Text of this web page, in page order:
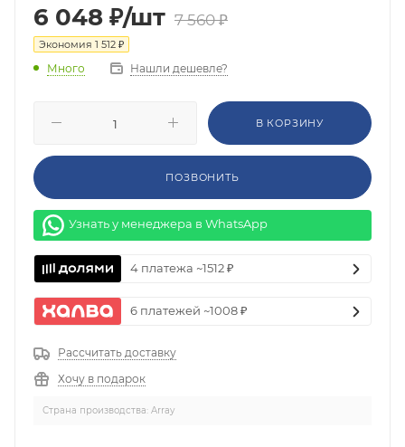
6 048 ₽/шт 7 560₽
Экономия 1 512 ₽
Много Нашли дешевле?
В КОРЗИНУ
ПОЗВОНИТЬ
Узнать у менеджера в WhatsApp
4 платежа ~1512 ₽
6 платежей ~1008 ₽
Рассчитать доставку
Хочу в подарок
Страна производства: Array